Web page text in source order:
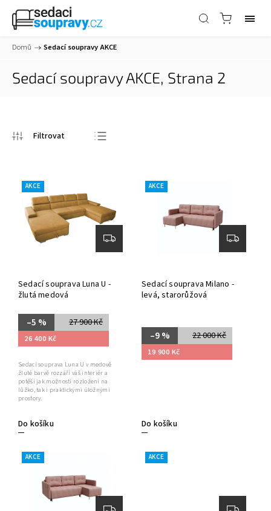
Domů / Sedací soupravy AKCE
Sedací soupravy AKCE, Strana 2
Nejprodávanější
AKCE
Sedací souprava Luna U -
žlutá medová
27 900 Kč
–5 %
26 400 Kč
Do košíku
Sedací souprava Luna U v medově
žluté barvě rozzáří váš interiér a
potěší jak možností rozložení na
lůžko, tak i praktickými úložnými
prostory.
AKCE
Sedací souprava Milano -
levá, starorůžová
22 000 Kč
–9 %
19 900 Kč
Do košíku
AKCE AKCE